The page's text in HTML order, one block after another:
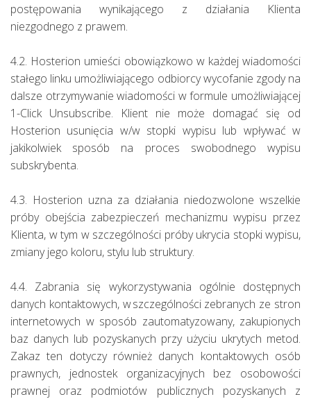
postępowania wynikającego z działania Klienta
niezgodnego z prawem.
4.2. Hosterion umieści obowiązkowo w każdej wiadomości
stałego linku umożliwiającego odbiorcy wycofanie zgody na
dalsze otrzymywanie wiadomości w formule umożliwiającej
1-Click Unsubscribe. Klient nie może domagać się od
Hosterion usunięcia w/w stopki wypisu lub wpływać w
jakikolwiek sposób na proces swobodnego wypisu
subskrybenta.
4.3. Hosterion uzna za działania niedozwolone wszelkie
próby obejścia zabezpieczeń mechanizmu wypisu przez
Klienta, w tym w szczególności próby ukrycia stopki wypisu,
zmiany jego koloru, stylu lub struktury.
4.4. Zabrania się wykorzystywania ogólnie dostępnych
danych kontaktowych, w szczególności zebranych ze stron
internetowych w sposób zautomatyzowany, zakupionych
baz danych lub pozyskanych przy użyciu ukrytych metod.
Zakaz ten dotyczy również danych kontaktowych osób
prawnych, jednostek organizacyjnych bez osobowości
prawnej oraz podmiotów publicznych pozyskanych z